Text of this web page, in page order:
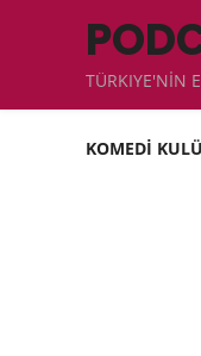
TÜRKIYE'NİN
KOMEDİ